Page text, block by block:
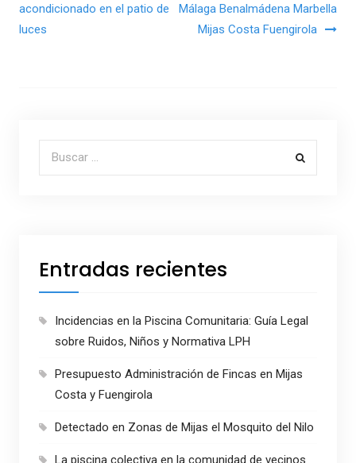
acondicionado en el patio de
luces
Málaga Benalmádena Marbella
Mijas Costa Fuengirola
Buscar por:
Entradas recientes
Incidencias en la Piscina Comunitaria: Guía Legal
sobre Ruidos, Niños y Normativa LPH
Presupuesto Administración de Fincas en Mijas
Costa y Fuengirola
Detectado en Zonas de Mijas el Mosquito del Nilo
La piscina colectiva en la comunidad de vecinos